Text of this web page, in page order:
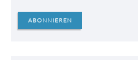
ABONNIEREN